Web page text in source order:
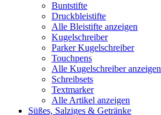
Buntstifte
Druckbleistifte
Alle Bleistifte anzeigen
Kugelschreiber
Parker Kugelschreiber
Touchpens
Alle Kugelschreiber anzeigen
Schreibsets
Textmarker
Alle Artikel anzeigen
Süßes, Salziges & Getränke